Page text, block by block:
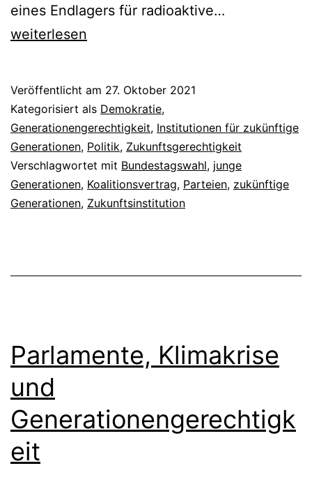
eines Endlagers für radioaktive…
weiterlesen
Veröffentlicht am 27. Oktober 2021
Kategorisiert als Demokratie,
Generationengerechtigkeit, Institutionen für zukünftige
Generationen, Politik, Zukunftsgerechtigkeit
Verschlagwortet mit Bundestagswahl, junge
Generationen, Koalitionsvertrag, Parteien, zukünftige
Generationen, Zukunftsinstitution
Parlamente, Klimakrise
und
Generationengerechtigk
eit